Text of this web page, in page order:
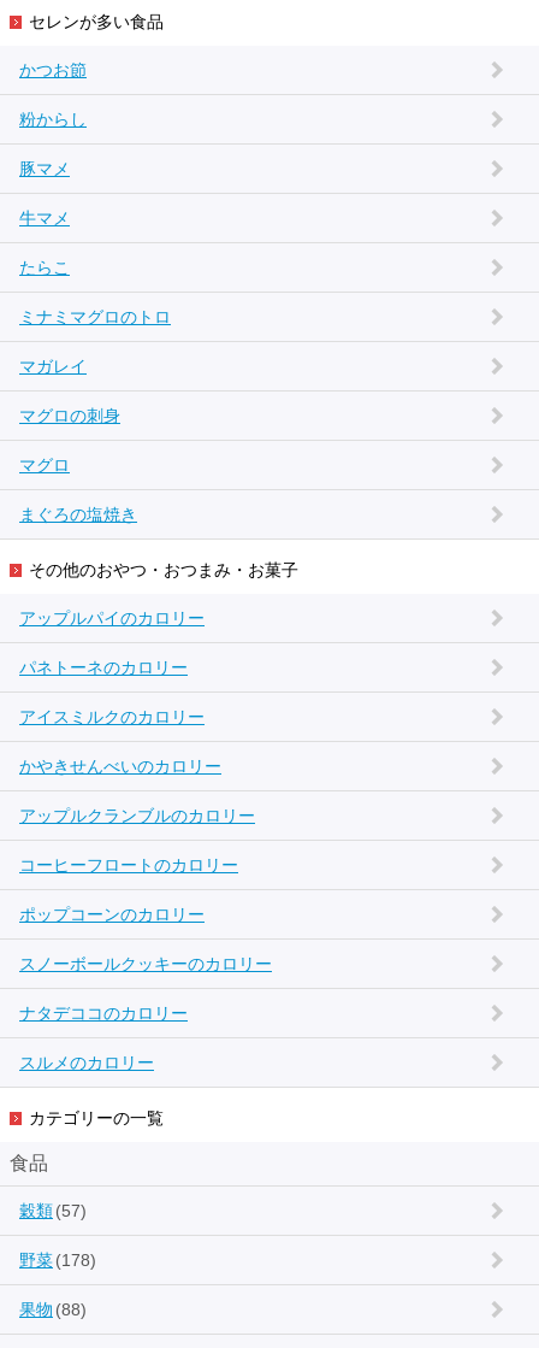
セレンが多い食品
かつお節
粉からし
豚マメ
牛マメ
たらこ
ミナミマグロのトロ
マガレイ
マグロの刺身
マグロ
まぐろの塩焼き
その他のおやつ・おつまみ・お菓子
アップルパイのカロリー
パネトーネのカロリー
アイスミルクのカロリー
かやきせんべいのカロリー
アップルクランブルのカロリー
コーヒーフロートのカロリー
ポップコーンのカロリー
スノーボールクッキーのカロリー
ナタデココのカロリー
スルメのカロリー
カテゴリーの一覧
食品
穀類(57)
野菜(178)
果物 (88)